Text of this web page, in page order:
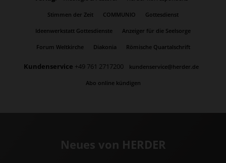
Stimmen der Zeit COMMUNIO Gottesdienst
Ideenwerkstatt Gottesdienste Anzeiger für die Seelsorge
Forum Weltkirche Diakonia Römische Quartalschrift
Kundenservice +49 761 2717200 kundenservice@herder.de
Abo online kündigen
Neues von HERDER